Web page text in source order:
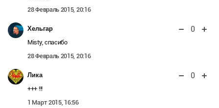
28 Февраль 2015, 20:16
Хельгар 0
Misty, спасибо
28 Февраль 2015, 20:16
Лика 0
+++ !!!
1 Март 2015, 16:56